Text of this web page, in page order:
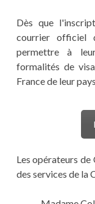
Dès que
courrier officiel
permettre à
formalités de
France de leur
Les opérateurs
des services de la